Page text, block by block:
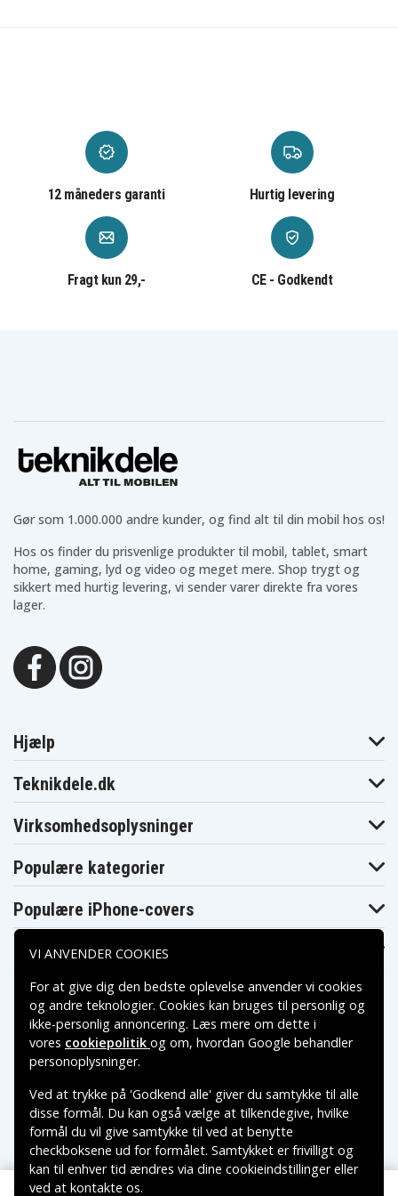
12 måneders garanti Hurtig levering
Fragt kun 29,- CE - Godkendt
Gør som 1.000.000 andre kunder, og find alt til din mobil hos os!
Hos os finder du prisvenlige produkter til mobil, tablet, smart
home, gaming, lyd og video og meget mere. Shop trygt og
sikkert med hurtig levering, vi sender varer direkte fra vores
lager.
Hjælp
Teknikdele.dk
Virksomhedsoplysninger
Populære kategorier
Populære iPhone-covers
Populære Samsung-covers
Betalingsmuligheder
Leveringsmuligheder
Copyright © 2026, Spares Nordic AB
VI ANVENDER COOKIES
For at give dig den bedste oplevelse anvender vi cookies
og andre teknologier. Cookies kan bruges til personlig og
ikke-personlig annoncering. Læs mere om dette i
vores cookiepolitik og om, hvordan Google behandler
personoplysninger.
Ved at trykke på 'Godkend alle' giver du samtykke til alle
disse formål. Du kan også vælge at tilkendegive, hvilke
formål du vil give samtykke til ved at benytte
checkboksene ud for formålet. Samtykket er frivilligt og
kan til enhver tid ændres via dine cookieindstillinger eller
ved at kontakte os.